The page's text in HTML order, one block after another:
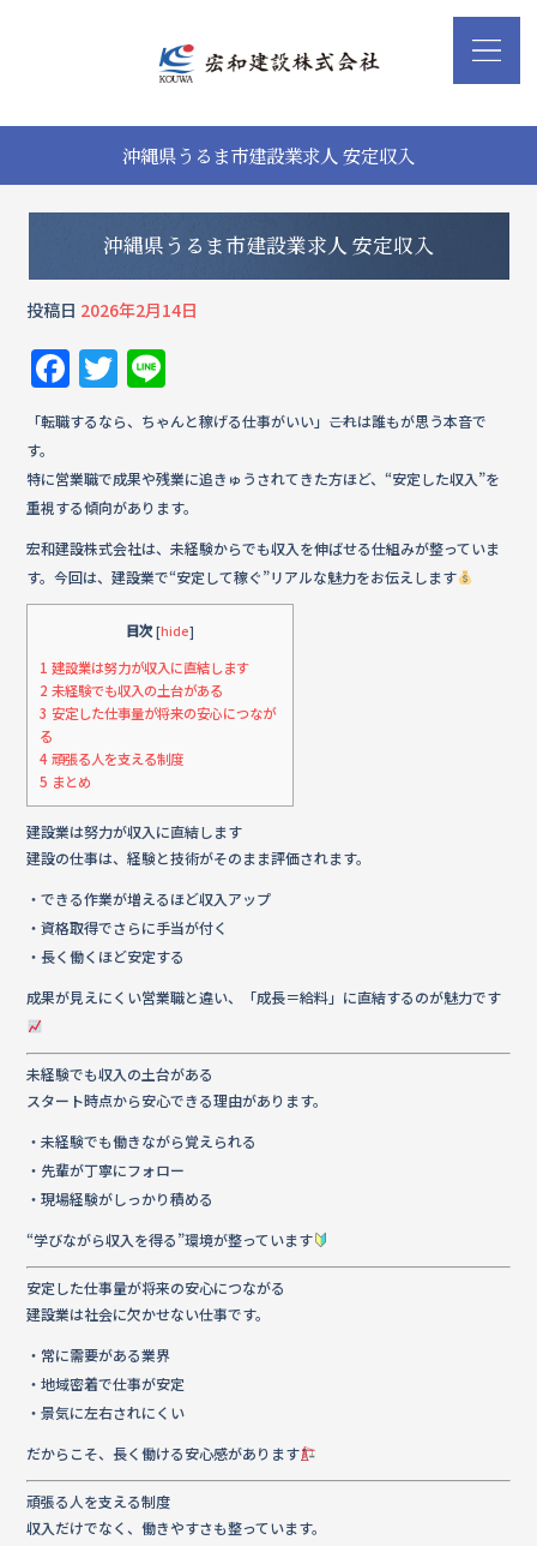
沖縄県うるま市建設業求人 安定収入
沖縄県うるま市建設業求人 安定収入
投稿日 2026年2月14日
F
a
c
e
b
o
o
T
w
it
te
r
n
e
「転職するなら、ちゃんと稼げる仕事がいい」――これは誰もが思う本音で
す。
特に営業職で成果や残業に追きゅうされてきた方ほど、“安定した収入”を
重視する傾向があります。
宏和建設株式会社は、未経験からでも収入を伸ばせる仕組みが整っていま
す。今回は、建設業で“安定して稼ぐ”リアルな魅力をお伝えします
目次 [hide]
1 建設業は努力が収入に直結します
2 未経験でも収入の土台がある
3 安定した仕事量が将来の安心につなが
る
4 頑張る人を支える制度
5 まとめ
建設業は努力が収入に直結します
建設の仕事は、経験と技術がそのまま評価されます。
・できる作業が増えるほど収入アップ
・資格取得でさらに手当が付く
・長く働くほど安定する
成果が見えにくい営業職と違い、「成長＝給料」に直結するのが魅力です
未経験でも収入の土台がある
スタート時点から安心できる理由があります。
・未経験でも働きながら覚えられる
・先輩が丁寧にフォロー
・現場経験がしっかり積める
“学びながら収入を得る”環境が整っています
安定した仕事量が将来の安心につながる
建設業は社会に欠かせない仕事です。
・常に需要がある業界
・地域密着で仕事が安定
・景気に左右されにくい
だからこそ、長く働ける安心感があります
頑張る人を支える制度
収入だけでなく、働きやすさも整っています。